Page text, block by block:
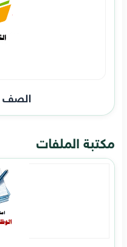
الصف
مكتبة الملفات